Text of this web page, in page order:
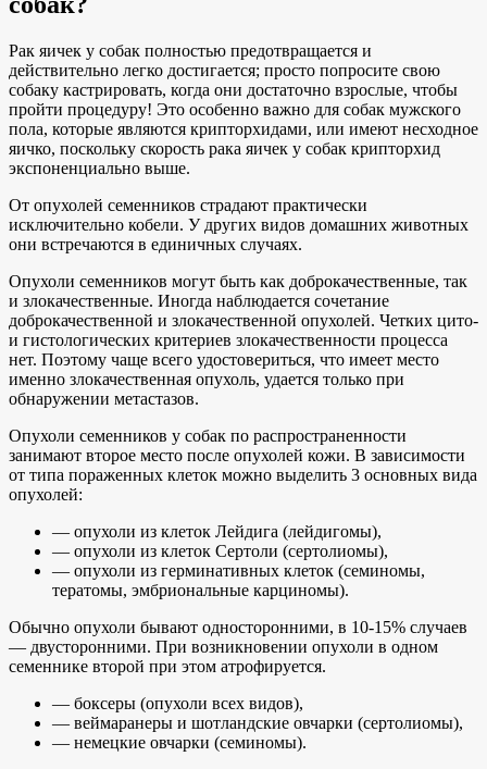
Рак яичек у собак полностью предотвращается и
действительно легко достигается; просто попросите свою
собаку кастрировать, когда они достаточно взрослые, чтобы
пройти процедуру! Это особенно важно для собак мужского
пола, которые являются крипторхидами, или имеют несходное
яичко, поскольку скорость рака яичек у собак крипторхид
экспоненциально выше.
От опухолей семенников страдают практически
исключительно кобели. У других видов домашних животных
они встречаются в единичных случаях.
Опухоли семенников могут быть как доброкачественные, так
и злокачественные. Иногда наблюдается сочетание
доброкачественной и злокачественной опухолей. Четких цито-
и гистологических критериев злокачественности процесса
нет. Поэтому чаще всего удостовериться, что имеет место
именно злокачественная опухоль, удается только при
обнаружении метастазов.
Опухоли семенников у собак по распространенности
занимают второе место после опухолей кожи. В зависимости
от типа пораженных клеток можно выделить 3 основных вида
опухолей:
— опухоли из клеток Лейдига (лейдигомы),
— опухоли из клеток Сертоли (сертолиомы),
— опухоли из герминативных клеток (семиномы,
тератомы, эмбриональные карциномы).
Обычно опухоли бывают односторонними, в 10-15% случаев
— двусторонними. При возникновении опухоли в одном
семеннике второй при этом атрофируется.
— боксеры (опухоли всех видов),
— веймаранеры и шотландские овчарки (сертолиомы),
— немецкие овчарки (семиномы).